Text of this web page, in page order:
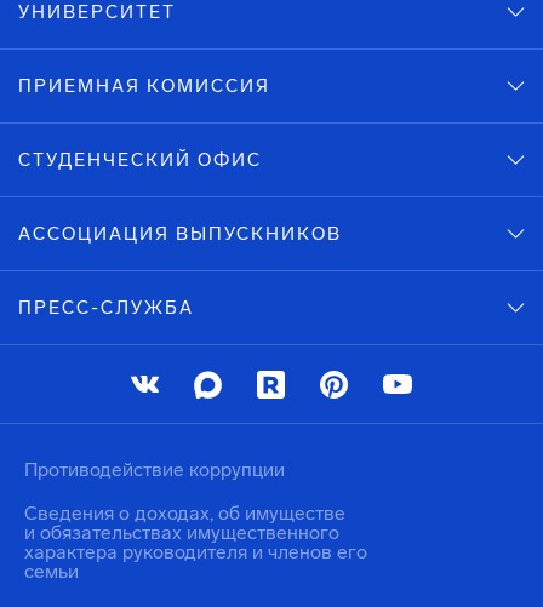
УНИВЕРСИТЕТ
ПРИЕМНАЯ КОМИССИЯ
СТУДЕНЧЕСКИЙ ОФИС
АССОЦИАЦИЯ ВЫПУСКНИКОВ
ПРЕСС-СЛУЖБА
Противодействие коррупции
Сведения о доходах, об имуществе
и обязательствах имущественного
характера руководителя и членов его
семьи